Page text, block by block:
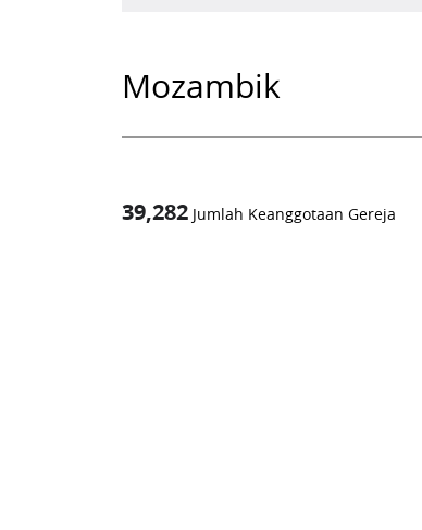
Mozambik
39,282 Jumlah Keanggotaan Gereja